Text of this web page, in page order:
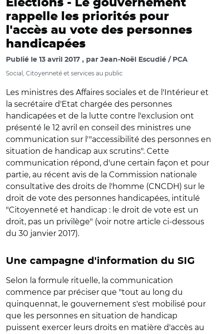
Elections - Le gouvernement
rappelle les priorités pour
l'accès au vote des personnes
handicapées
Publié le 13 avril 2017 par Jean-Noël Escudié / PCA
Social, Citoyenneté et services au public
Les ministres des Affaires sociales et de l'Intérieur et
la secrétaire d'Etat chargée des personnes
handicapées et de la lutte contre l'exclusion ont
présenté le 12 avril en conseil des ministres une
communication sur l'"accessibilité des personnes en
situation de handicap aux scrutins". Cette
communication répond, d'une certain façon et pour
partie, au récent avis de la Commission nationale
consultative des droits de l'homme (CNCDH) sur le
droit de vote des personnes handicapées, intitulé
"Citoyenneté et handicap : le droit de vote est un
droit, pas un privilège" (voir notre article ci-dessous
du 30 janvier 2017).
Une campagne d'information du SIG
Selon la formule rituelle, la communication
commence par préciser que "tout au long du
quinquennat, le gouvernement s'est mobilisé pour
que les personnes en situation de handicap
puissent exercer leurs droits en matière d'accès au